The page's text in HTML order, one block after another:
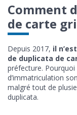
Comment
de carte
Depuis 2017, il
de duplicata de
préfecture.
d’immatriculation
malgré tout de
duplicata.